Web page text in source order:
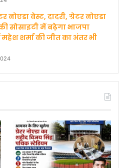
नोएडा वेस्ट, दादरी, ग्रेटर नोएडा
सोसाइटी में बढ़ेगा भाजपा
महेश शर्मा की जीत का अंतर भी